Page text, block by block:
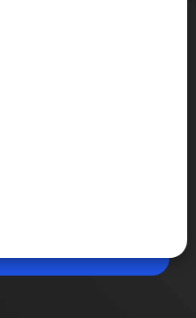
देखें लिस्ट
Share